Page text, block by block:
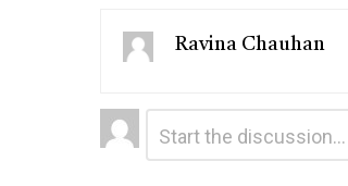
Ravina Chauhan
Leave
a